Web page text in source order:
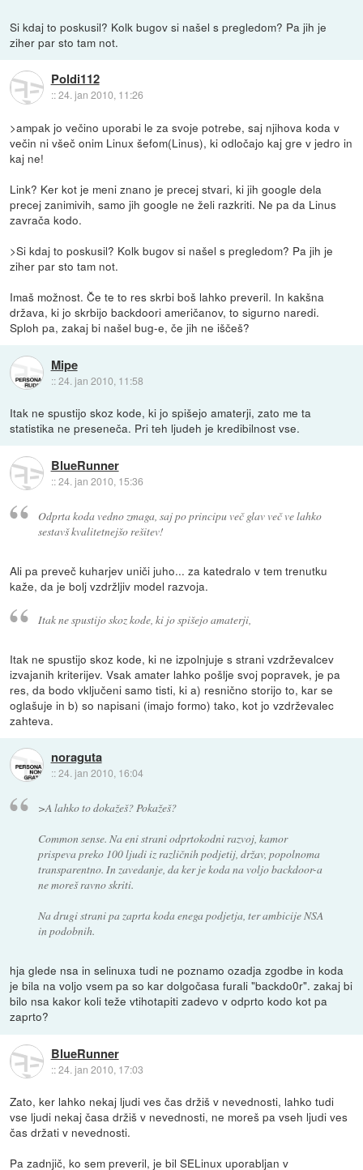
Si kdaj to poskusil? Kolk bugov si našel s pregledom? Pa jih je
ziher par sto tam not.
Poldi112
::24. jan 2010, 11:26
>ampak jo večino uporabi le za svoje potrebe, saj njihova koda v
večin ni všeč onim Linux šefom(Linus), ki odločajo kaj gre v jedro in
kaj ne!
Link? Ker kot je meni znano je precej stvari, ki jih google dela
precej zanimivih, samo jih google ne želi razkriti. Ne pa da Linus
zavrača kodo.
>Si kdaj to poskusil? Kolk bugov si našel s pregledom? Pa jih je
ziher par sto tam not.
Imaš možnost. Če te to res skrbi boš lahko preveril. In kakšna
država, ki jo skrbijo backdoori američanov, to sigurno naredi.
Sploh pa, zakaj bi našel bug-e, če jih ne iščeš?
Mipe
::24. jan 2010, 11:58
Itak ne spustijo skoz kode, ki jo spišejo amaterji, zato me ta
statistika ne preseneča. Pri teh ljudeh je kredibilnost vse.
BlueRunner
::24. jan 2010, 15:36
Odprta koda vedno zmaga, saj po principu več glav več ve lahko
sestavš kvalitetnejšo rešitev!
Ali pa preveč kuharjev uniči juho... za katedralo v tem trenutku
kaže, da je bolj vzdržljiv model razvoja.
Itak ne spustijo skoz kode, ki jo spišejo amaterji,
Itak ne spustijo skoz kode, ki ne izpolnjuje s strani vzdrževalcev
izvajanih kriterijev. Vsak amater lahko pošlje svoj popravek, je pa
res, da bodo vključeni samo tisti, ki a) resnično storijo to, kar se
oglašuje in b) so napisani (imajo formo) tako, kot jo vzdrževalec
zahteva.
noraguta
::24. jan 2010, 16:04
>A lahko to dokažeš? Pokažeš?
Common sense. Na eni strani odprtokodni razvoj, kamor
prispeva preko 100 ljudi iz različnih podjetij, držav, popolnoma
transparentno. In zavedanje, da ker je koda na voljo backdoor-a
ne moreš ravno skriti.
Na drugi strani pa zaprta koda enega podjetja, ter ambicije NSA
in podobnih.
hja glede nsa in selinuxa tudi ne poznamo ozadja zgodbe in koda
je bila na voljo vsem pa so kar dolgočasa furali "backdo0r". zakaj bi
bilo nsa kakor koli teže vtihotapiti zadevo v odprto kodo kot pa
zaprto?
BlueRunner
::24. jan 2010, 17:03
Zato, ker lahko nekaj ljudi ves čas držiš v nevednosti, lahko tudi
vse ljudi nekaj časa držiš v nevednosti, ne moreš pa vseh ljudi ves
čas držati v nevednosti.
Pa zadnjič, ko sem preveril, je bil SELinux uporabljan v